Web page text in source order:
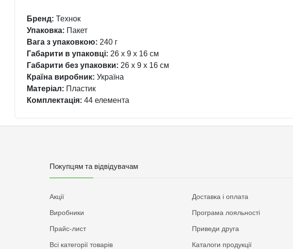
Бренд: Технок
Упаковка: Пакет
Вага з упаковкою: 240 г
Габарити в упаковці: 26 x 9 x 16 см
Габарити без упаковки: 26 x 9 x 16 см
Країна виробник: Україна
Матеріал: Пластик
Комплектація: 44 елемента
Покупцям та відвідувачам
Акції
Виробники
Прайс-лист
Всі категорії товарів
Доставка і оплата
Програма лояльності
Приведи друга
Каталоги продукції